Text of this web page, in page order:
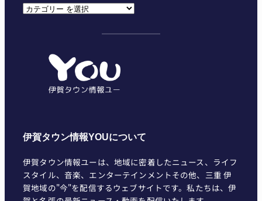
カ
伊賀タウン情報YOUについて
伊賀タウン情報ユーは、地域に密着したニュース、ライフ
スタイル、音楽、エンターテインメントその他、三重 伊
賀地域の"今"を配信するウェブサイトです。私たちは、伊